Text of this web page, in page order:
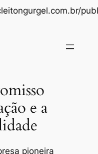
e a
pioneira